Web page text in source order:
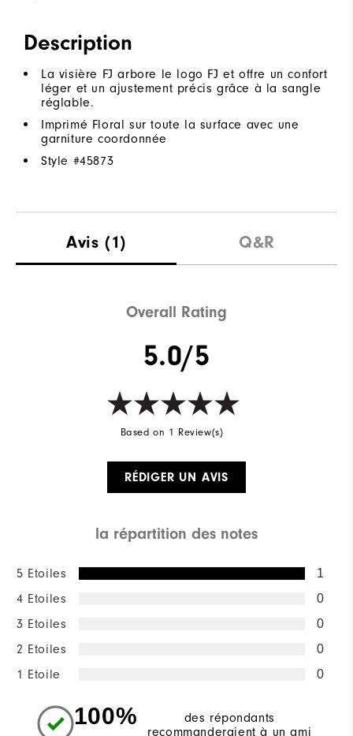
Description
La visière FJ arbore le logo FJ et offre un confort
léger et un ajustement précis grâce à la sangle
réglable.
Imprimé Floral sur toute la surface avec une
garniture coordonnée
Style #45873
Avis (1) Q&R
Overall Rating
5.0/5
Based on 1 Review(s)
RÉDIGER UN AVIS
la répartition des notes
5 Etoiles 1
4 Etoiles 0
3 Etoiles 0
2 Etoiles 0
1 Etoile 0
100%
des répondants
recommanderaient à un ami